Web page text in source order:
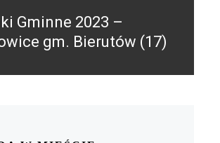
Gminne 2023 –
gm. Bierutów (17)